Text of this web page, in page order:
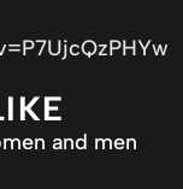
and men